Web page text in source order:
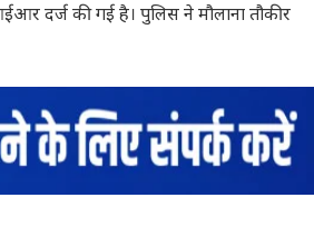
दर्ज की गई है। पुलिस ने मौलाना तौकीर